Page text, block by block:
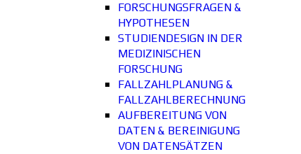
FORSCHUNGSFRAGEN &
HYPOTHESEN
STUDIENDESIGN IN DER
MEDIZINISCHEN
FORSCHUNG
FALLZAHLPLANUNG &
FALLZAHLBERECHNUNG
AUFBEREITUNG VON
DATEN & BEREINIGUNG
VON DATENSÄTZEN